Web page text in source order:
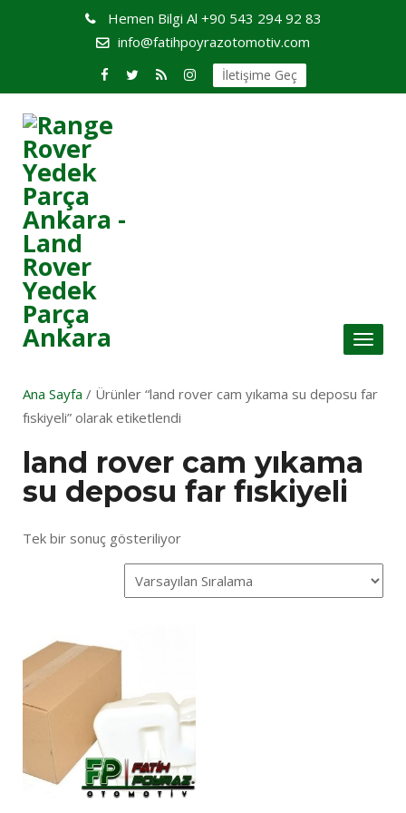
Hemen Bilgi Al +90 543 294 92 83
info@fatihpoyrazotomotiv.com
İletişime Geç
Toggle
Ana Sayfa / Ürünler “land rover cam yıkama su deposu far
fıskiyeli” olarak etiketlendi
land rover cam yıkama
su deposu far fıskiyeli
Tek bir sonuç gösteriliyor